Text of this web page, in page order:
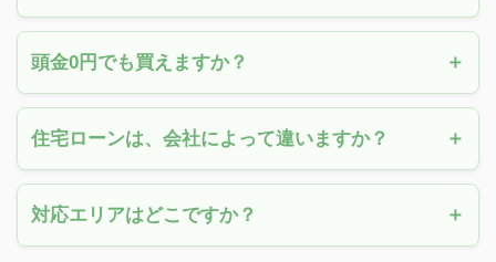
頭金0円でも買えますか？
住宅ローンは、会社によって違いますか？
対応エリアはどこですか？